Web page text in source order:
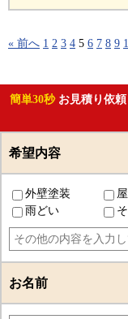
« 前へ 1 2 3 4 5 6 7 8 9
簡単30秒 お見積り依
希望内容
外壁塗装
雨どい
お名前